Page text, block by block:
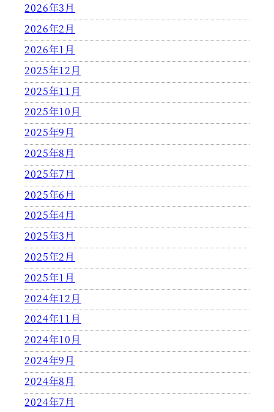
2026年3月
2026年2月
2026年1月
2025年12月
2025年11月
2025年10月
2025年9月
2025年8月
2025年7月
2025年6月
2025年4月
2025年3月
2025年2月
2025年1月
2024年12月
2024年11月
2024年10月
2024年9月
2024年8月
2024年7月